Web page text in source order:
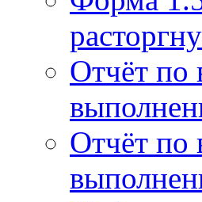
Отчёт по
Отчёт по